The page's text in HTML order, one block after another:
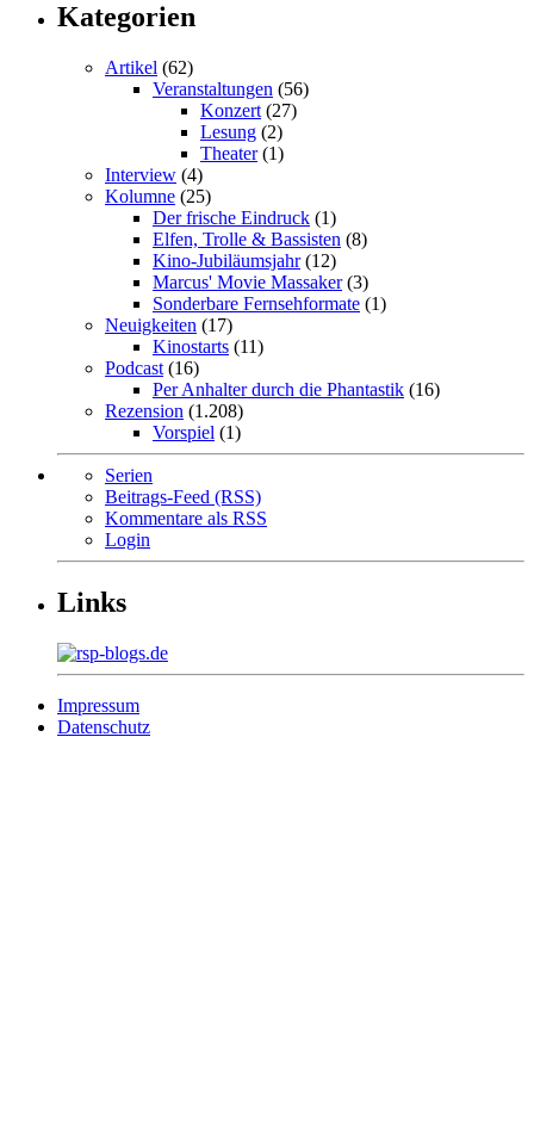
Kategorien
Artikel (62)
Veranstaltungen (56)
Konzert (27)
Lesung (2)
Theater(1)
Interview (4)
Kolumne (25)
Der frische Eindruck (1)
Elfen, Trolle & Bassisten (8)
Kino-Jubiläumsjahr(12)
Marcus' Movie Massaker(3)
Sonderbare Fernsehformate (1)
Neuigkeiten (17)
Kinostarts (11)
Podcast (16)
Per Anhalter durch die Phantastik (16)
Rezension (1.208)
Vorspiel (1)
Serien
Beitrags-Feed (RSS)
Kommentare als RSS
Login
Links
Impressum
Datenschutz